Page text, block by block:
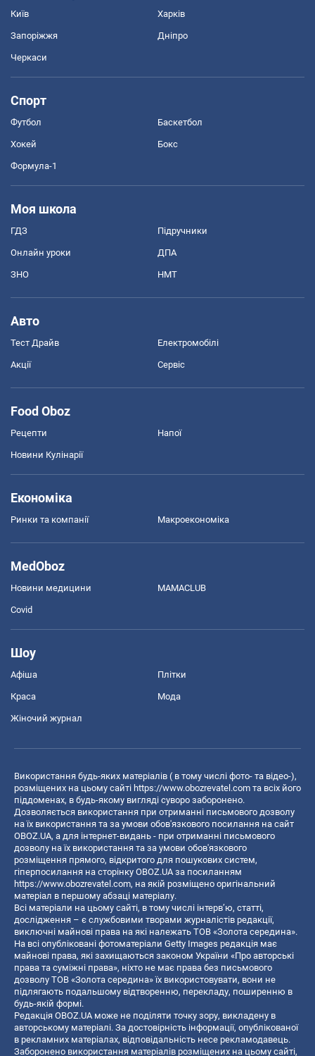
Київ Харків
Запоріжжя Дніпро
Черкаси
Спорт
Футбол Баскетбол
Хокей Бокс
Формула-1
Моя школа
ГДЗ Підручники
Онлайн уроки ДПА
ЗНО НМТ
Авто
Тест Драйв Електромобілі
Акції Сервіс
Food Oboz
Рецепти Напої
Новини Кулінарії
Економіка
Ринки та компанії Макроекономіка
MedOboz
Новини медицини MAMACLUB
Covid
Шоу
Афіша Плітки
Краса Мода
Жіночий журнал
Використання будь-яких матеріалів ( в тому числі фото- та відео-),
розміщених на цьому сайті https://www.obozrevatel.com та всіх його
піддоменах, в будь-якому вигляді суворо заборонено.
Дозволяється використання при отриманні письмового дозволу
на їх використання та за умови обов'язкового посилання на сайт
OBOZ.UA, а для інтернет-видань - при отриманні письмового
дозволу на їх використання та за умови обов'язкового
розміщення прямого, відкритого для пошукових систем,
гіперпосилання на сторінку OBOZ.UA за посиланням
https://www.obozrevatel.com, на якій розміщено оригінальний
матеріал в першому абзаці матеріалу.
Всі матеріали на цьому сайті, в тому числі інтерв’ю, статті,
дослідження – є службовими творами журналістів редакції,
виключні майнові права на які належать ТОВ «Золота середина».
На всі опубліковані фотоматеріали Getty Images редакція має
майнові права, які захищаються законом України «Про авторські
права та суміжні права», ніхто не має права без письмового
дозволу ТОВ «Золота середина» їх використовувати, вони не
підлягають подальшому відтворенню, перекладу, поширенню в
будь-якій формі.
Редакція OBOZ.UA може не поділяти точку зору, викладену в
авторському матеріалі. За достовірність інформації, опублікованої
в рекламних матеріалах, відповідальність несе рекламодавець.
Заборонено використання матеріалів розміщених на цьому сайті,